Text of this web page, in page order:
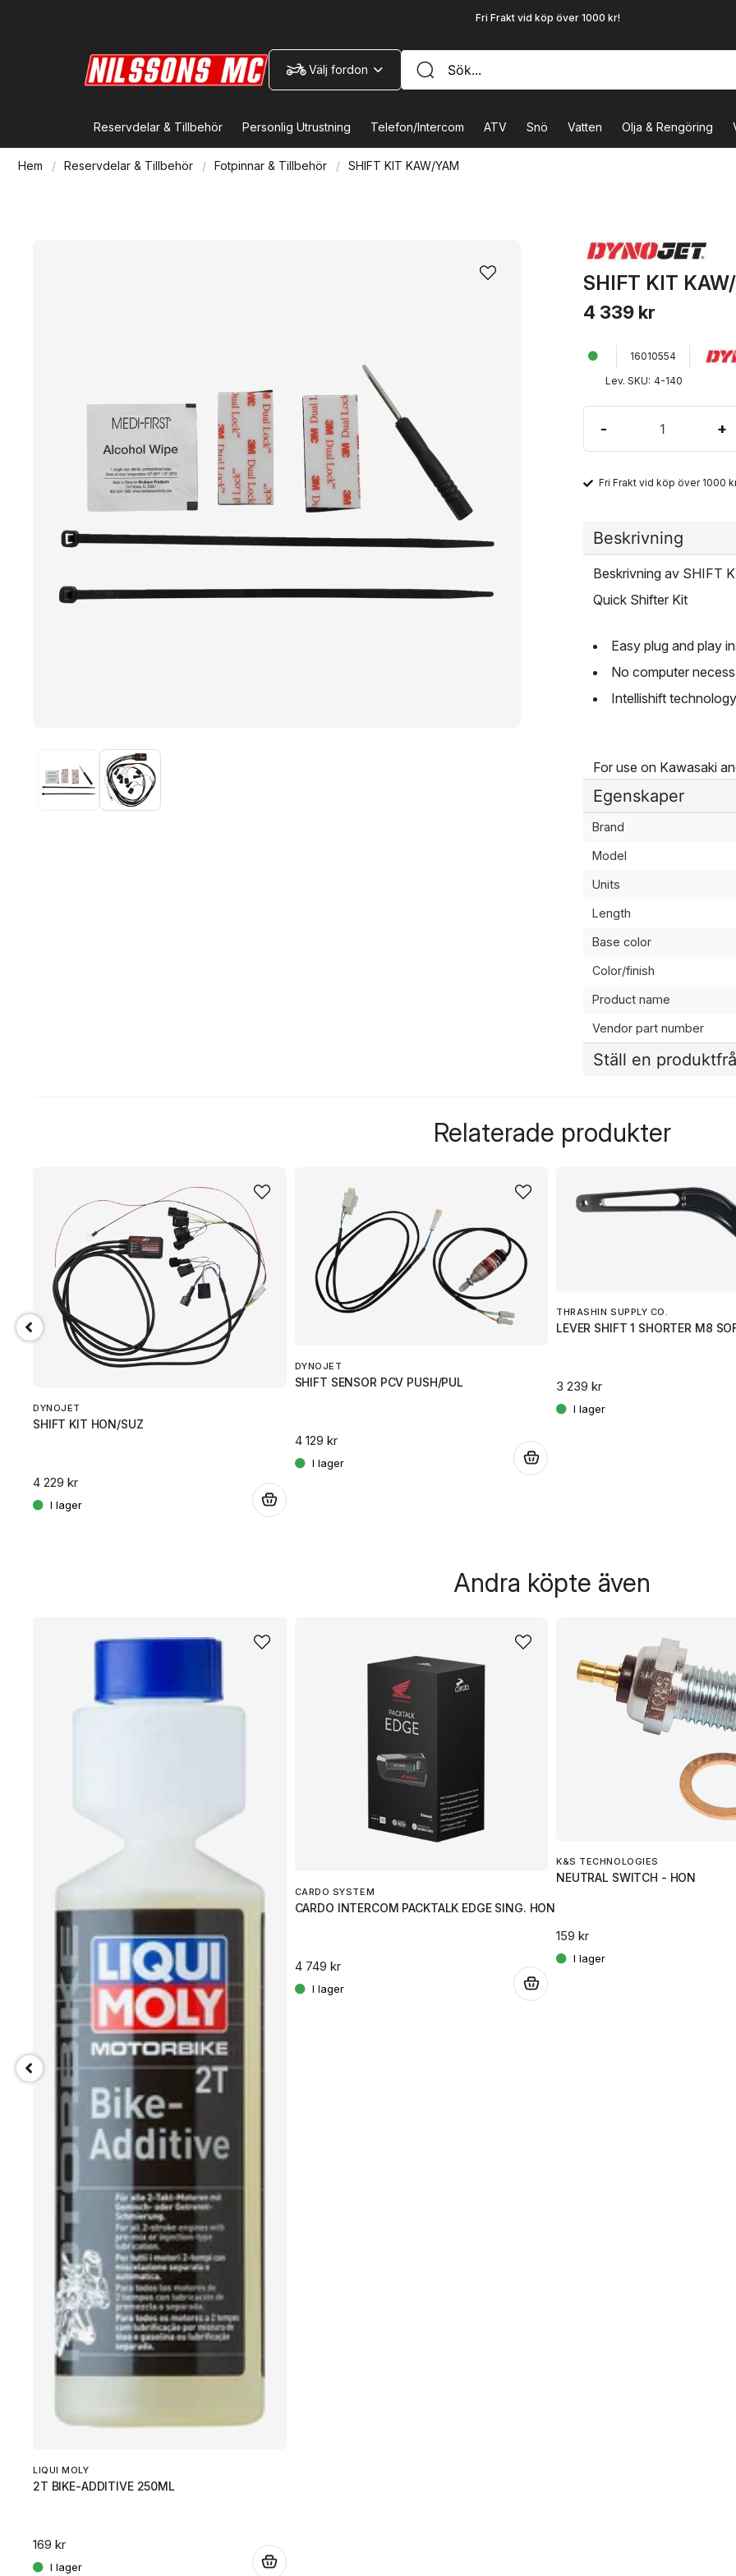
Fri Frakt vid köp över 1000 kr!
Välj fordon
Reservdelar & Tillbehör Personlig Utrustning Telefon/Intercom ATV Snö Vatten Olja & Rengöring
Hem Reservdelar & Tillbehör Fotpinnar & Tillbehör SHIFT KIT KAW/YAM
SHIFT KIT
4 339 kr
16010554
Lev. SKU: 4-140
- +
Fri Frakt vid köp över 1000
Beskrivning
Beskrivning av SHIFT
Quick Shifter Kit
Easy plug and play
No computer
Intellishift
For use on Kawasaki
Egenskaper
Brand
Model
Units
Length
Base color
Color/finish
Product name
Vendor part number
Ställ en
Namn
Ja, ni får publicera
Relaterade produkter
DYNOJET
SHIFT KIT HON/SUZ
4 229 kr
DYNOJET
SHIFT SENSOR PCV PUSH/PUL
4 129 kr
THRASHIN SUPPLY CO.
LEVER SHIFT 1 SHORTER M8
3 239 kr
Andra köpte även
LIQUI MOLY
2T BIKE-ADDITIVE 250ML
169 kr
CARDO SYSTEM
CARDO INTERCOM PACKTALK EDGE SING. HONDA
4 749 kr
K&S TECHNOLOGIES
NEUTRAL SWITCH - HON
159 kr